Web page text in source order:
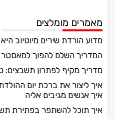
מאמרים מומלצים
מדוע הורדת שירים מיוטיוב
המדריך השלם להפוך למאסטר
מדריך מקיף לפתרון תשבצים:
איך ליצור את ברכת יום
איך אנשים מגיבים אליה
איך תוכל להשתפר בפתירת